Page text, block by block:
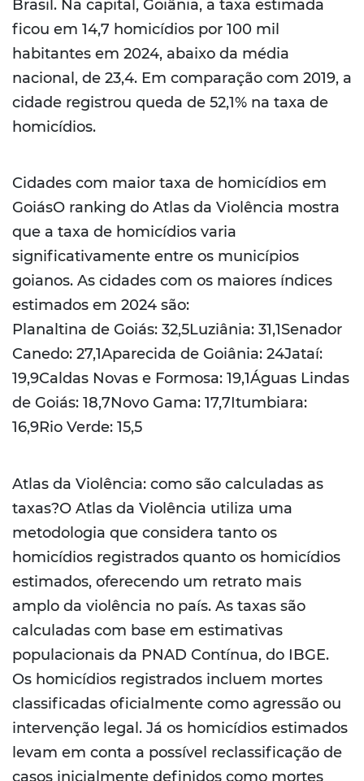
Brasil. Na capital, Goiânia, a taxa estimada
ficou em 14,7 homicídios por 100 mil
habitantes em 2024, abaixo da média
nacional, de 23,4. Em comparação com 2019, a
cidade registrou queda de 52,1% na taxa de
homicídios.
Cidades com maior taxa de homicídios em
GoiásO ranking do Atlas da Violência mostra
que a taxa de homicídios varia
significativamente entre os municípios
goianos. As cidades com os maiores índices
estimados em 2024 são:
Planaltina de Goiás: 32,5Luziânia: 31,1Senador
Canedo: 27,1Aparecida de Goiânia: 24Jataí:
19,9Caldas Novas e Formosa: 19,1Águas Lindas
de Goiás: 18,7Novo Gama: 17,7Itumbiara:
16,9Rio Verde: 15,5
Atlas da Violência: como são calculadas as
taxas?O Atlas da Violência utiliza uma
metodologia que considera tanto os
homicídios registrados quanto os homicídios
estimados, oferecendo um retrato mais
amplo da violência no país. As taxas são
calculadas com base em estimativas
populacionais da PNAD Contínua, do IBGE.
Os homicídios registrados incluem mortes
classificadas oficialmente como agressão ou
intervenção legal. Já os homicídios estimados
levam em conta a possível reclassificação de
casos inicialmente definidos como mortes